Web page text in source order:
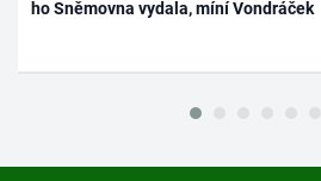
ho Sněmovna vydala, míní Vondráček